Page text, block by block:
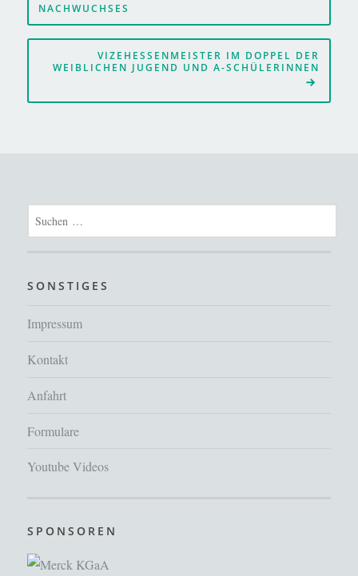
NACHWUCHSES
VIZEHESSENMEISTER IM DOPPEL DER
WEIBLICHEN JUGEND UND A-SCHÜLERINNEN
Suchen
nach:
SONSTIGES
Impressum
Kontakt
Anfahrt
Formulare
Youtube Videos
SPONSOREN